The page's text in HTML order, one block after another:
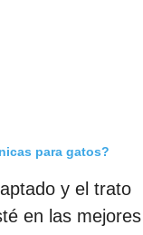
para gatos?
y el trato
en las mejores